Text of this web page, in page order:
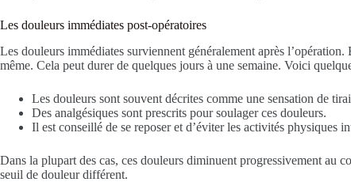
Les douleurs immédiates post-opératoires
Les douleurs immédiates surviennent généralement après
même. Cela peut durer de quelques jours à une semaine. Voici
Les douleurs sont souvent décrites comme une sensation de
Des analgésiques sont prescrits pour soulager ces douleurs.
Il est conseillé de se reposer et d’éviter les activités physiques
Dans la plupart des cas, ces douleurs diminuent progressivement au
seuil de douleur différent.